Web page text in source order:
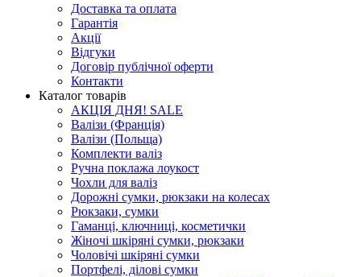
Доставка та оплата
Гарантія
Акції
Відгуки
Договір публічної оферти
Контакти
Каталог товарів
АКЦІЯ ДНЯ! SALE
Валізи (Франція)
Валізи (Польща)
Комплекти валіз
Ручна поклажа лоукост
Чохли для валіз
Дорожні сумки, рюкзаки на колесах
Рюкзаки, сумки
Гаманці, ключниці, косметички
Жіночі шкіряні сумки, рюкзаки
Чоловічі шкіряні сумки
Портфелі, ділові сумки